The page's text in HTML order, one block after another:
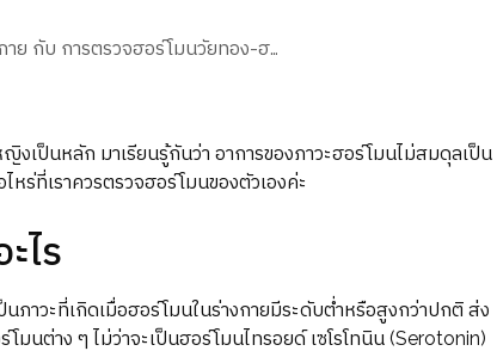
รู้ทันร่างกาย กับ การตรวจฮอร์โมนวัยทอง-ฮอร์โมนเพศหญิง
งเป็นหลัก มาเรียนรู้กันว่า อาการของภาวะฮอร์โมนไม่สมดุลเป็น
หร่ที่เราควรตรวจฮอร์โมนของตัวเองค่ะ
ไร
าวะที่เกิดเมื่อฮอร์โมนในร่างกายมีระดับต่ำหรือสูงกว่าปกติ ส่ง
มนต่าง ๆ ไม่ว่าจะเป็นฮอร์โมนไทรอยด์ เซโรโทนิน (Serotonin)